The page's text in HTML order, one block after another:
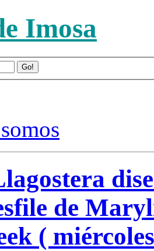
Imosa
de
(